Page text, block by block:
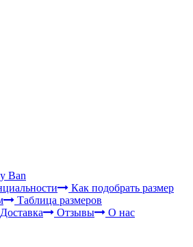
Ban
Как подобрать размер
Таблица размеров
Доставка Отзывы О нас